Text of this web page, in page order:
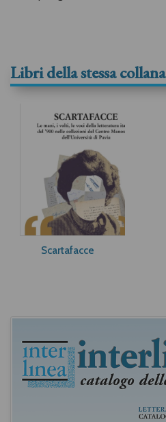
Libri della stessa collana
Scartafacce